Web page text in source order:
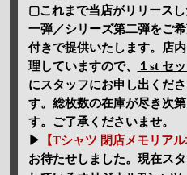
▢これまで当店がリリース
一弾／シリーズ第二弾をご
付きで提供いたします。店
理していますので、
１st セ
にスタッフにお申し出くだ
す。総枚数の在庫が尽き次
す。ご了承くださいませ。
▶ 【Tシャツ 閉店メモリアル
お待たせしました。現在ス